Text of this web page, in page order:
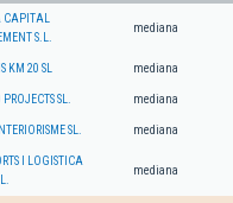
CAPITAL
S.L.
mediana
KM 20 SL mediana
PROJECTS SL. mediana
SL. mediana
I LOGISTICA
mediana